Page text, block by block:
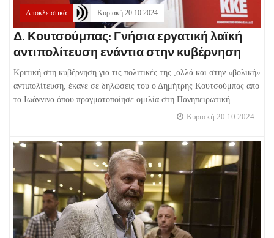
Αποκλειστικά Κυριακή 20.10.2024
Δ. Κουτσούμπας: Γνήσια εργατική λαϊκή
αντιπολίτευση ενάντια στην κυβέρνηση
Κριτική στη κυβέρνηση για τις πολιτικές της ,αλλά και στην «βολική»
αντιπολίτευση, έκανε σε δηλώσεις του ο Δημήτρης Κουτσούμπας από
τα Ιωάννινα όπου πραγματοποίησε ομιλία στη Πανηπειρωτική
Κυριακή 20.10.2024